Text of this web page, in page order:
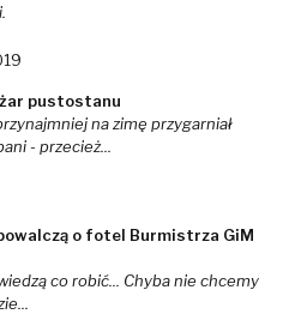
pustostanu
na zimę przygarniał
- przecież...
o fotel Burmistrza GiM
co robić... Chyba nie chcemy